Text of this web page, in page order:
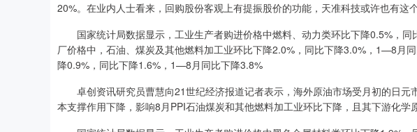
20%。在业内人士看来，回购股份客观上有提振股价的功能，天准科技或许也有这个
国家统计局数据显示，工业生产者购进价格中燃料、动力类环比下降0.5%，同
厂价格中，石油、煤炭及其他燃料加工业环比下降2.0%，同比下降3.0%，1—8月
降0.9%，同比下降1.6%，1—8月同比下降3.8%
卓创资讯研究员曹慧向21世纪经济报道记者表示，海外原油市场受月初的日元
本支撑作用下降，影响8月PPI石油煤炭和其他燃料加工业环比下降，且其下游化学